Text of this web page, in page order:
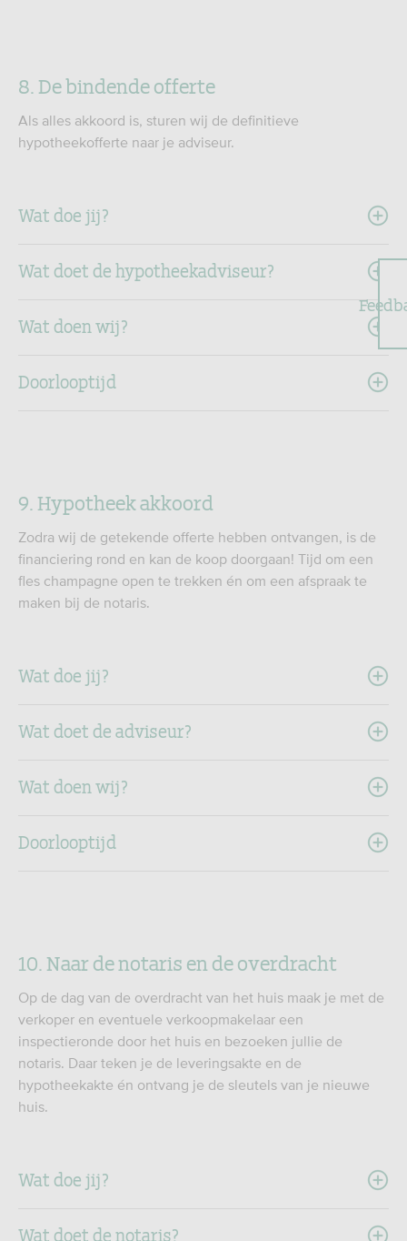
8. De bindende offerte
Als alles akkoord is, sturen wij de definitieve
hypotheekofferte naar je adviseur.
Wat doe jij?
Wat doet de hypotheekadviseur?
Wat doen wij?
Doorlooptijd
9. Hypotheek akkoord
Zodra wij de getekende offerte hebben ontvangen, is de
financiering rond en kan de koop doorgaan! Tijd om een
fles champagne open te trekken én om een afspraak te
maken bij de notaris.
Wat doe jij?
Wat doet de adviseur?
Wat doen wij?
Doorlooptijd
10. Naar de notaris en de overdracht
Op de dag van de overdracht van het huis maak je met de
verkoper en eventuele verkoopmakelaar een
inspectieronde door het huis en bezoeken jullie de
notaris. Daar teken je de leveringsakte en de
hypotheekakte én ontvang je de sleutels van je nieuwe
huis.
Wat doe jij?
Wat doet de notaris?